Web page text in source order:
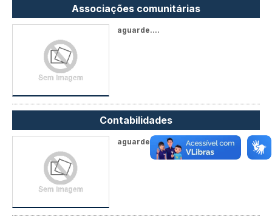
Associações comunitárias
aguarde....
Contabilidades
aguarde....